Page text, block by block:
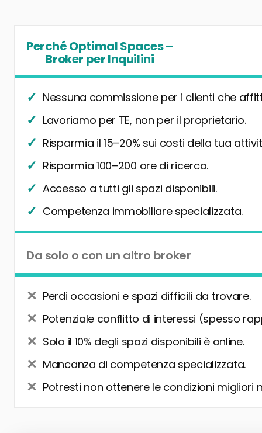
Perché Optimal Spaces –
Broker per Inquilini
Nessuna commissione per i clienti che
Lavoriamo per TE, non per il proprietario.
Risparmia il 15–20% sui costi della tua
Risparmia 100–200 ore di ricerca.
Accesso a tutti gli spazi disponibili.
Competenza immobiliare specializzata.
Da solo o con un altro broker
Perdi occasioni e spazi difficili da trovare.
Potenziale conflitto di interessi (spesso
Solo il 10% degli spazi disponibili è online.
Mancanza di competenza specializzata.
Potresti non ottenere le condizioni migliori